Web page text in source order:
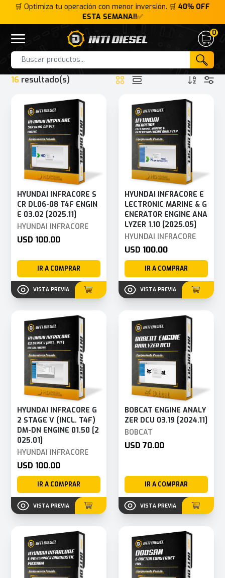
🛒 Optimiza tu operación con menor inversión. 🛒40% OFF
ESTA SEMANA!!✅
Open menu
Inti Diesel
Cart
0
HOME INTERFACE
Products
16 resultado(s)
HYUNDAI INFRACORE S
CR DL06-08 T4F ENGIN
E 03.02 [2025.11]
HYUNDAI INFRACORE
USD 100.00
IR A COMPRAR
VISTA PREVIA
HYUNDAI INFRACORE E
LECTRONIC MARINE & G
ENERATOR ENGINE ANA
LYZER 1.10 [2025.05]
HYUNDAI INFRACORE
USD 100.00
IR A COMPRAR
VISTA PREVIA
HYUNDAI INFRACORE G
2 STAGE V (INCL. T4F)
DM-DN ENGINE 01.50 [2
025.01]
HYUNDAI INFRACORE
USD 100.00
IR A COMPRAR
VISTA PREVIA
BOBCAT ENGINE ANALY
ZER DCU 03.19 [2024.11]
BOBCAT
USD 70.00
IR A COMPRAR
VISTA PREVIA